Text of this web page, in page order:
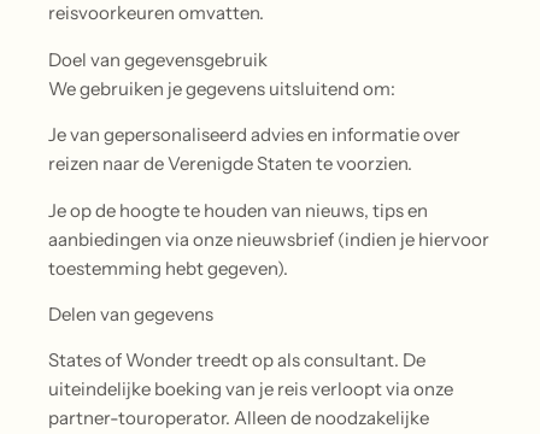
reisvoorkeuren omvatten.
Doel van gegevensgebruik
We gebruiken je gegevens uitsluitend om:
Je van gepersonaliseerd advies en informatie over
reizen naar de Verenigde Staten te voorzien.
Je op de hoogte te houden van nieuws, tips en
aanbiedingen via onze nieuwsbrief (indien je hiervoor
toestemming hebt gegeven).
Delen van gegevens
States of Wonder treedt op als consultant. De
uiteindelijke boeking van je reis verloopt via onze
partner-touroperator. Alleen de noodzakelijke